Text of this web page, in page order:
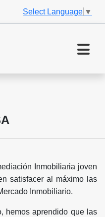
Select Language ▼
Inmobiliaria joven
satisfacer al máximo las
Inmobiliario.
hemos aprendido que las